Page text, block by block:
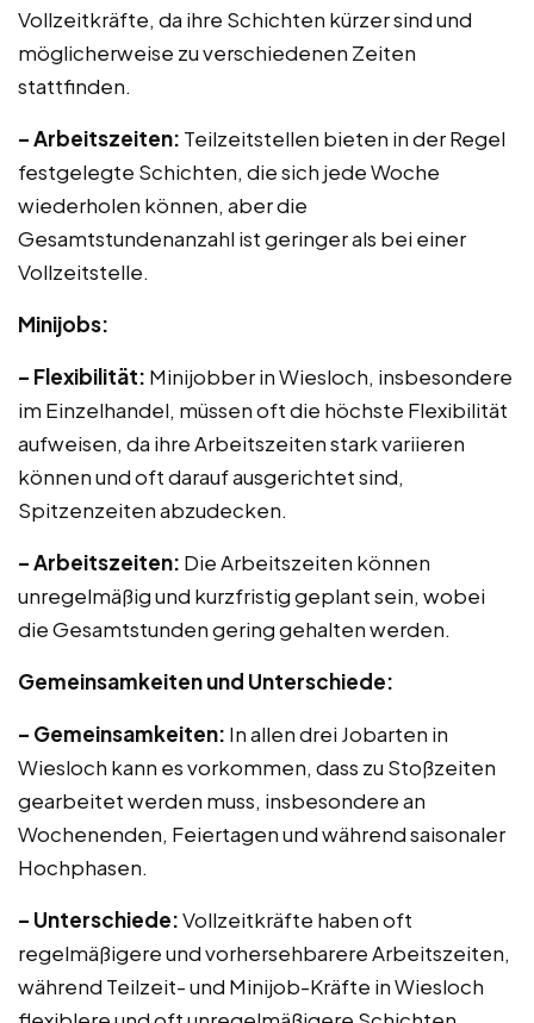
Vollzeitkräfte, da ihre Schichten kürzer sind und
möglicherweise zu verschiedenen Zeiten
stattfinden.
– Arbeitszeiten: Teilzeitstellen bieten in der Regel
festgelegte Schichten, die sich jede Woche
wiederholen können, aber die
Gesamtstundenanzahl ist geringer als bei einer
Vollzeitstelle.
Minijobs:
– Flexibilität: Minijobber in Wiesloch, insbesondere
im Einzelhandel, müssen oft die höchste Flexibilität
aufweisen, da ihre Arbeitszeiten stark variieren
können und oft darauf ausgerichtet sind,
Spitzenzeiten abzudecken.
– Arbeitszeiten: Die Arbeitszeiten können
unregelmäßig und kurzfristig geplant sein, wobei
die Gesamtstunden gering gehalten werden.
Gemeinsamkeiten und Unterschiede:
– Gemeinsamkeiten: In allen drei Jobarten in
Wiesloch kann es vorkommen, dass zu Stoßzeiten
gearbeitet werden muss, insbesondere an
Wochenenden, Feiertagen und während saisonaler
Hochphasen.
– Unterschiede:Vollzeitkräfte haben oft
regelmäßigere und vorhersehbarere Arbeitszeiten,
während Teilzeit- und Minijob-Kräfte in Wiesloch